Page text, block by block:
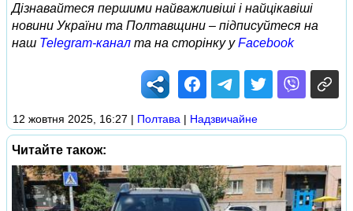
Дізнавайтеся першими найважливіші і найцікавіші
новини України та Полтавщини – підписуйтеся на
наш Telegram-канал та на сторінку уFacebook
12 жовтня 2025, 16:27 | Полтава | Надзвичайне
Читайте також: